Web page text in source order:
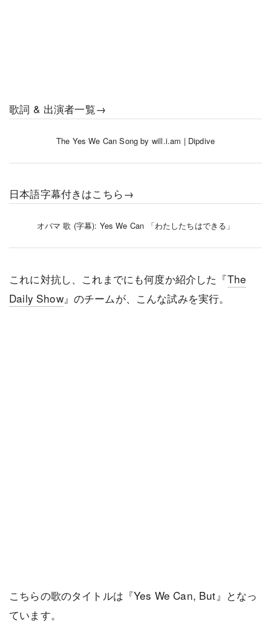
歌詞 & 出演者一覧→
The Yes We Can Song by will.i.am | Dipdive
日本語字幕付きはこちら→
オバマ 歌 (字幕): Yes We Can 「わたしたちはできる」
これに対抗し、これまでにも何度か紹介した『The
Daily Show』のチームが、こんな試みを実行。
こちらの歌のタイトルは『Yes We Can, But』となっ
ています。